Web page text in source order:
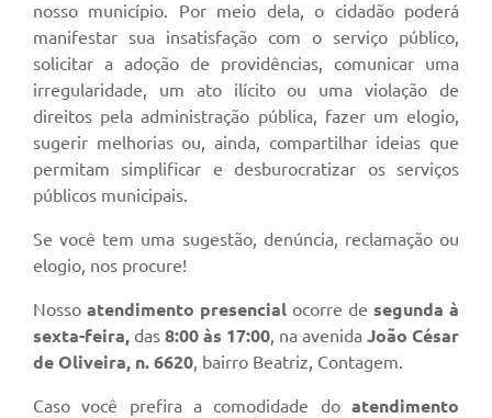
nosso município. Por meio dela, o cidadão poderá
manifestar sua insatisfação com o serviço público,
solicitar a adoção de providências, comunicar uma
irregularidade, um ato ilícito ou uma violação de
direitos pela administração pública, fazer um elogio,
sugerir melhorias ou, ainda, compartilhar ideias que
permitam simplificar e desburocratizar os serviços
públicos municipais.
Se você tem uma sugestão, denúncia, reclamação ou
elogio, nos procure!
Nosso atendimento presencial ocorre de segunda à
sexta-feira, das 8:00 às 17:00, na avenida João César
de Oliveira, n. 6620, bairro Beatriz, Contagem.
Caso você prefira a comodidade do atendimento